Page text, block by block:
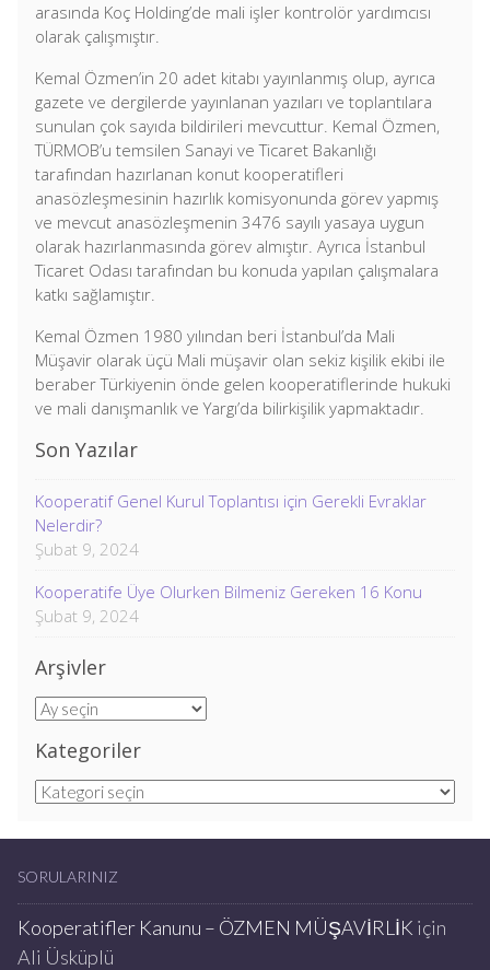
arasında Koç Holding’de mali işler kontrolör yardımcısı
olarak çalışmıştır.
Kemal Özmen’in 20 adet kitabı yayınlanmış olup, ayrıca
gazete ve dergilerde yayınlanan yazıları ve toplantılara
sunulan çok sayıda bildirileri mevcuttur. Kemal Özmen,
TÜRMOB’u temsilen Sanayi ve Ticaret Bakanlığı
tarafından hazırlanan konut kooperatifleri
anasözleşmesinin hazırlık komisyonunda görev yapmış
ve mevcut anasözleşmenin 3476 sayılı yasaya uygun
olarak hazırlanmasında görev almıştır. Ayrıca İstanbul
Ticaret Odası tarafından bu konuda yapılan çalışmalara
katkı sağlamıştır.
Kemal Özmen 1980 yılından beri İstanbul’da Mali
Müşavir olarak üçü Mali müşavir olan sekiz kişilik ekibi ile
beraber Türkiyenin önde gelen kooperatiflerinde hukuki
ve mali danışmanlık ve Yargı’da bilirkişilik yapmaktadır.
Son Yazılar
Kooperatif Genel Kurul Toplantısı için Gerekli Evraklar
Nelerdir?
Şubat 9, 2024
Kooperatife Üye Olurken Bilmeniz Gereken 16 Konu
Şubat 9, 2024
Arşivler
Arşivler
Kategoriler
Kategoriler
SORULARINIZ
Kooperatifler Kanunu – ÖZMEN MÜŞAVİRLİK için
Ali Üsküplü